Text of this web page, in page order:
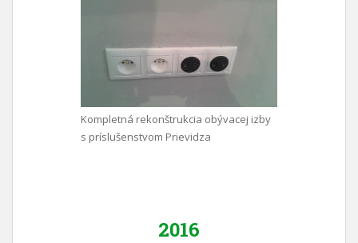
Kompletná rekonštrukcia obývacej izby
s príslušenstvom Prievidza
2016